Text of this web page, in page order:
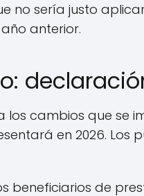
no sería justo
anterior.
cambios que se
en 2026. Los
beneficiarios de